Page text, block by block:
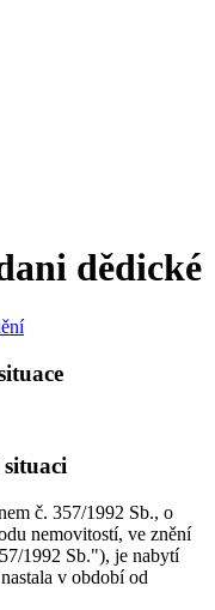
dědické
č. 357/1992 Sb., o
nemovitostí, ve znění
1992 Sb."), je nabytí
v období od